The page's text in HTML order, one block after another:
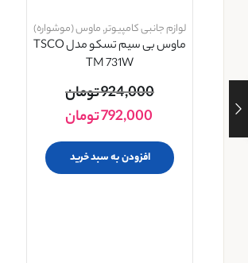
لوازم جانبی کامپیوتر,ماوس (موشواره)
ماوس بی سیم تسکو مدل TSCO
TM 731W
924,000تومان
792,000تومان
افزودن به سبد خرید